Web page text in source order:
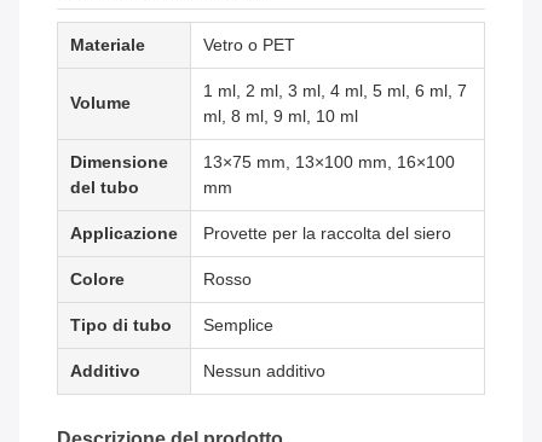
Materiale Vetro o PET
Volume
1 ml, 2 ml, 3 ml, 4 ml, 5 ml, 6 ml, 7
ml, 8 ml, 9 ml, 10 ml
Dimensione
del tubo
13×75 mm, 13×100 mm, 16×100
mm
Applicazione Provette per la raccolta del siero
Colore Rosso
Tipo di tubo Semplice
Additivo Nessun additivo